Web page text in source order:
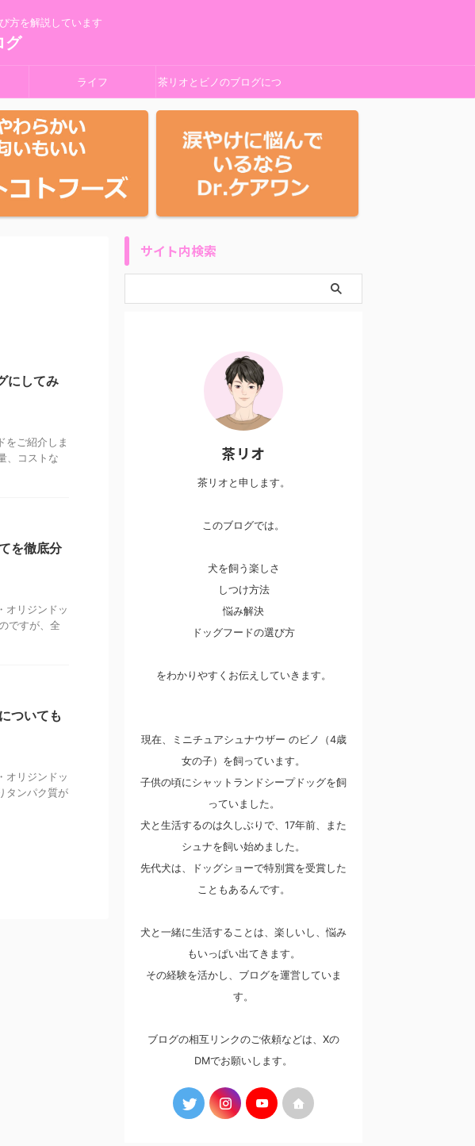
方を解説しています
グ
ライフ 茶リオとビノのブログにつ
いて
にしてみ
をご紹介しま
、コストな
を徹底分
オリジンドッ
ですが、全
ついても
オリジンドッ
タンパク質が
サイト内検索
茶リオ
茶リオと申します。
このブログでは。
犬を飼う楽しさ
しつけ方法
悩み解決
ドッグフードの選び方
をわかりやすくお伝えしていきます。
現在、ミニチュアシュナウザー のビノ（4歳
女の子）を飼っています。
子供の頃にシャットランドシープドッグを飼
っていました。
犬と生活するのは久しぶりで、17年前、また
シュナを飼い始めました。
先代犬は、ドッグショーで特別賞を受賞した
こともあるんです。
犬と一緒に生活することは、楽しいし、悩み
もいっぱい出てきます。
その経験を活かし、ブログを運営していま
す。
ブログの相互リンクのご依頼などは、Xの
DMでお願いします。